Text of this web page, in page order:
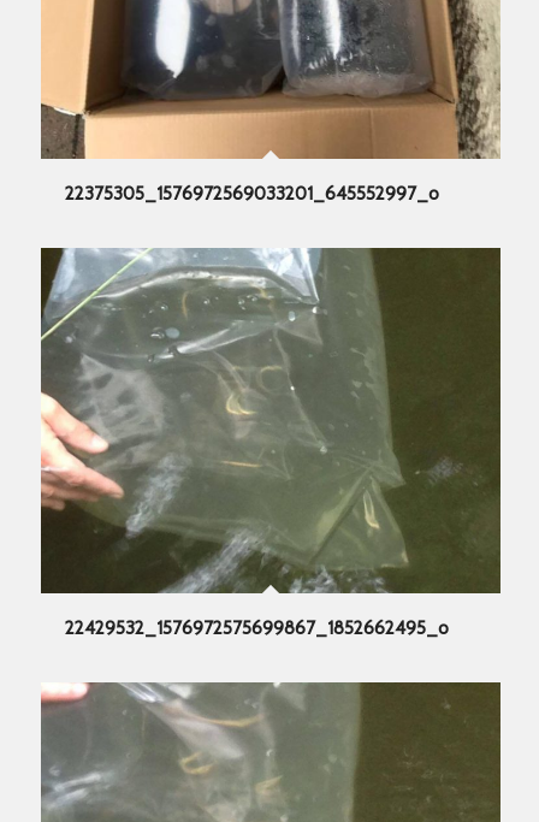
22375305_1576972569033201_645552997_o
22429532_1576972575699867_1852662495_o